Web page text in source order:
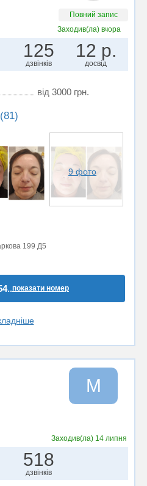
Повний запис
Заходив(ла) вчора
125
дзвінків
12 р.
досвід
від 3000 грн.
9 фото
199 Д5
показати номер
М
Заходив(ла) 14 липня
518
дзвінків